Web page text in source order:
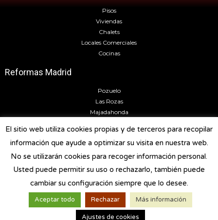
Pisos
Viviendas
Chalets
Locales Comerciales
Cocinas
Reformas Madrid
Pozuelo
Las Rozas
Majadahonda
Boadilla del Monte
Legal
Política de Privacidad
Política de Cookies
Aviso Legal
Condiciones Generales
El sitio web utiliza cookies propias y de terceros para recopilar
información que ayude a optimizar su visita en nuestra web.
No se utilizarán cookies para recoger información personal.
Usted puede permitir su uso o rechazarlo, también puede
cambiar su configuración siempre que lo desee.
Aceptar todo Rechazar Más información
Ajustes de cookies
¿Necesitas ayuda?. ¡Escríbenos!